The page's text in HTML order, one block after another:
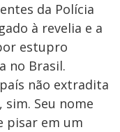
da Polícia
à revelia e a
estupro
no Brasil.
não extradita
sim. Seu nome
pisar em um